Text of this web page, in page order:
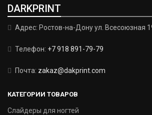
DARKPRINT
Адрес: Ростов-на-Дону ул. Всесоюзная
Телефон: +7 918 891-79-79
Почта: zakaz@dakprint.com
КАТЕГОРИИ ТОВАРОВ
Слайдеры для ногтей